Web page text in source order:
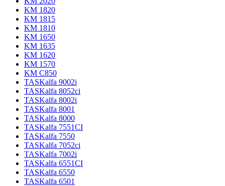
KM 1820
KM 1815
KM 1810
KM 1650
KM 1635
KM 1620
KM 1570
KM C850
TASKalfa 9002i
TASKalfa 8052ci
TASKalfa 8002i
TASKalfa 8001
TASKalfa 8000
TASKalfa 7551CI
TASKalfa 7550
TASKalfa 7052ci
TASKalfa 7002i
TASKalfa 6551CI
TASKalfa 6550
TASKalfa 6501